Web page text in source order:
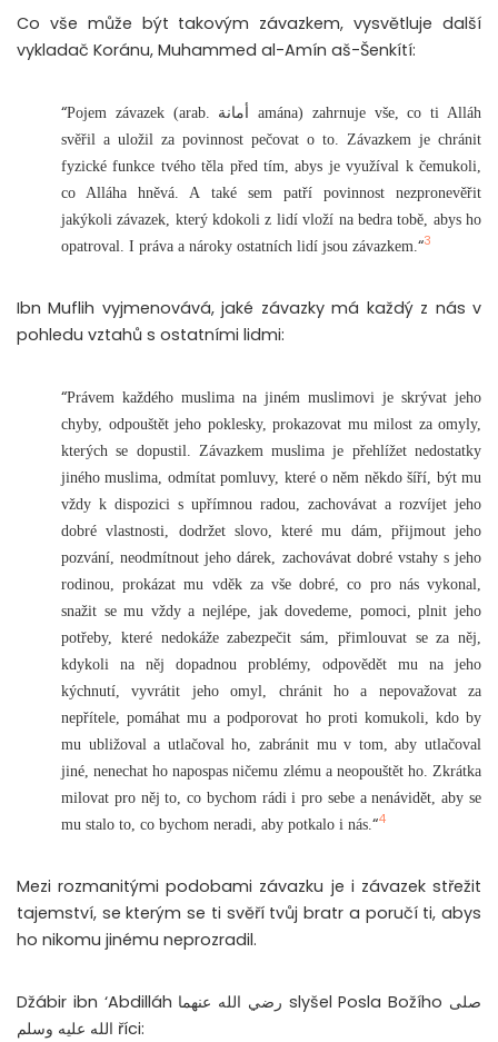
Co vše může být takovým závazkem, vysvětluje další
vykladač Koránu, Muhammed al-Amín aš-Šenkítí:
“Pojem závazek (arab. أمانة amána) zahrnuje vše, co ti Alláh
svěřil a uložil za povinnost pečovat o to. Závazkem je chránit
fyzické funkce tvého těla před tím, abys je využíval k čemukoli,
co Alláha hněvá. A také sem patří povinnost nezpronevěřit
jakýkoli závazek, který kdokoli z lidí vloží na bedra tobě, abys ho
opatroval. I práva a nároky ostatních lidí jsou závazkem. “3
Ibn Muflih vyjmenovává, jaké závazky má každý z nás v
pohledu vztahů s ostatními lidmi:
“Právem každého muslima na jiném muslimovi je skrývat jeho
chyby, odpouštět jeho poklesky, prokazovat mu milost za omyly,
kterých se dopustil. Závazkem muslima je přehlížet nedostatky
jiného muslima, odmítat pomluvy, které o něm někdo šíří, být mu
vždy k dispozici s upřímnou radou, zachovávat a rozvíjet jeho
dobré vlastnosti, dodržet slovo, které mu dám, přijmout jeho
pozvání, neodmítnout jeho dárek, zachovávat dobré vstahy s jeho
rodinou, prokázat mu vděk za vše dobré, co pro nás vykonal,
snažit se mu vždy a nejlépe, jak dovedeme, pomoci, plnit jeho
potřeby, které nedokáže zabezpečit sám, přimlouvat se za něj,
kdykoli na něj dopadnou problémy, odpovědět mu na jeho
kýchnutí, vyvrátit jeho omyl, chránit ho a nepovažovat za
nepřítele, pomáhat mu a podporovat ho proti komukoli, kdo by
mu ubližoval a utlačoval ho, zabránit mu v tom, aby utlačoval
jiné, nenechat ho napospas ničemu zlému a neopouštět ho. Zkrátka
milovat pro něj to, co bychom rádi i pro sebe a nenávidět, aby se
mu stalo to, co bychom neradi, aby potkalo i nás. “4
Mezi rozmanitými podobami závazku je i závazek střežit
tajemství, se kterým se ti svěří tvůj bratr a poručí ti, abys
ho nikomu jinému neprozradil.
Džábir ibn ‘Abdilláh رضي الله عنهما slyšel Posla Božího صلى
الله عليه وسلم říci: